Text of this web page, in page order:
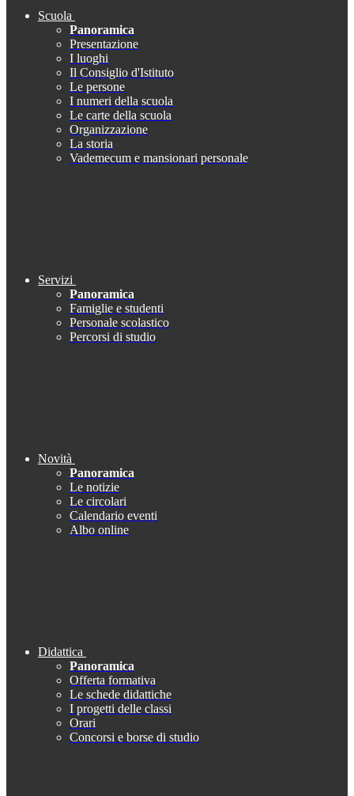
Scuola
Panoramica
Presentazione
I luoghi
Il Consiglio d'Istituto
Le persone
I numeri della scuola
Le carte della scuola
Organizzazione
La storia
Vademecum e mansionari personale
Servizi
Panoramica
Famiglie e studenti
Personale scolastico
Percorsi di studio
Novità
Panoramica
Le notizie
Le circolari
Calendario eventi
Albo online
Didattica
Panoramica
Offerta formativa
Le schede didattiche
I progetti delle classi
Orari
Concorsi e borse di studio